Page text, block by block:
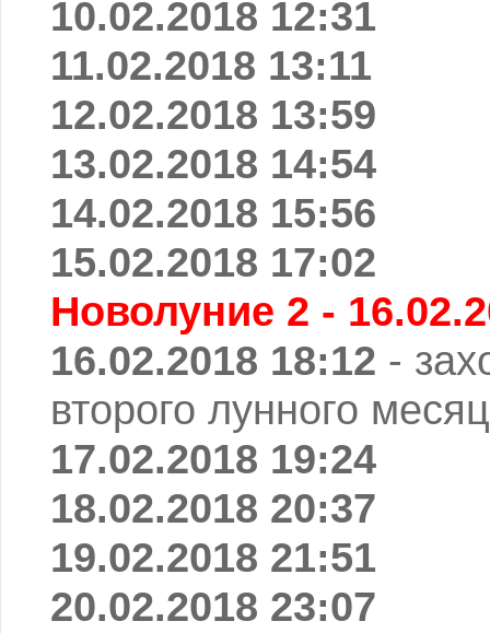
10.02.2018 12:31
11.02.2018 13:11
12.02.2018 13:59
13.02.2018 14:54
14.02.2018 15:56
15.02.2018 17:02
Новолуние 2 -
16.02.2018 18:12 -
второго лунного
17.02.2018 19:24
18.02.2018 20:37
19.02.2018 21:51
20.02.2018 23:07